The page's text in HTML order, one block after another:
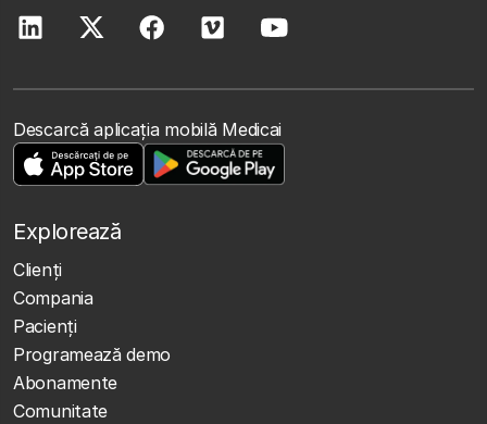
Descarcă aplicația mobilă Medicai
Explorează
Clienţi
Compania
Pacienți
Programează demo
Abonamente
Comunitate